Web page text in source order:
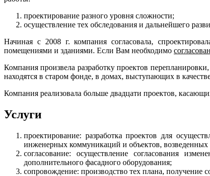
проектирование разного уровня сложности;
осуществление тех обследования и дальнейшего
Начиная с 2008 г. компания согласовала,
помещениями и зданиями. Если Вам необходимо
Компания произвела разработку проектов
находятся в старом фонде, в домах, выступающих в
Компания реализовала больше двадцати проектов,
Услуги
проектирование: разработка проектов для
инженерных коммуникаций и объектов, возведенных
согласование: осуществление согласования
дополнительного фасадного оборудования;
сопровождение: производство тех плана, получение